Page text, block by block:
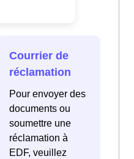
Courrier de
réclamation
Pour envoyer des
documents ou
soumettre une
réclamation à
EDF, veuillez